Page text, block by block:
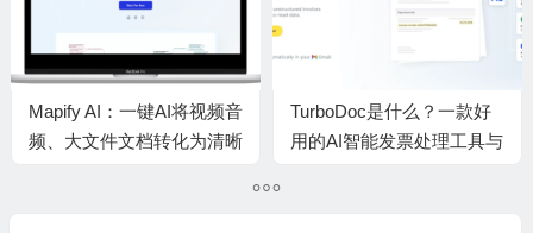
Mapify AI：一键AI将视频音
频、大文件文档转化为清晰
TurboDoc是什么？一款好
用的AI智能发票处理工具与